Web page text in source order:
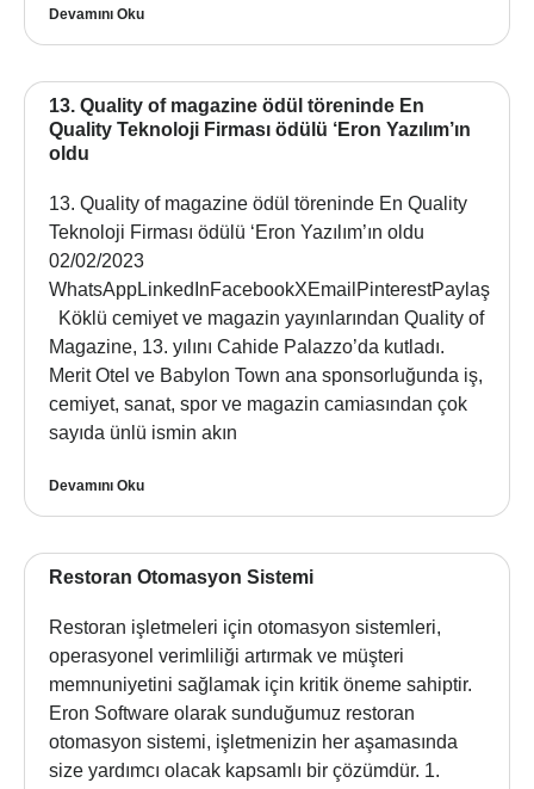
Devamını Oku
13. Quality of magazine ödül töreninde En
Quality Teknoloji Firması ödülü ‘Eron Yazılım’ın
oldu
13. Quality of magazine ödül töreninde En Quality
Teknoloji Firması ödülü ‘Eron Yazılım’ın oldu
02/02/2023
WhatsAppLinkedInFacebookXEmailPinterestPaylaş
Köklü cemiyet ve magazin yayınlarından Quality of
Magazine, 13. yılını Cahide Palazzo’da kutladı.
Merit Otel ve Babylon Town ana sponsorluğunda iş,
cemiyet, sanat, spor ve magazin camiasından çok
sayıda ünlü ismin akın
Devamını Oku
Restoran Otomasyon Sistemi
Restoran işletmeleri için otomasyon sistemleri,
operasyonel verimliliği artırmak ve müşteri
memnuniyetini sağlamak için kritik öneme sahiptir.
Eron Software olarak sunduğumuz restoran
otomasyon sistemi, işletmenizin her aşamasında
size yardımcı olacak kapsamlı bir çözümdür. 1.